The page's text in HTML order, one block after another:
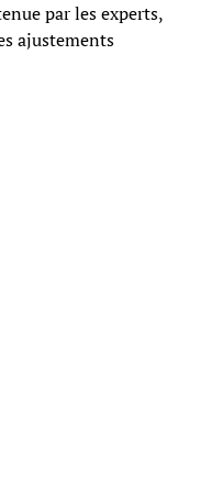
par les experts,
ajustements